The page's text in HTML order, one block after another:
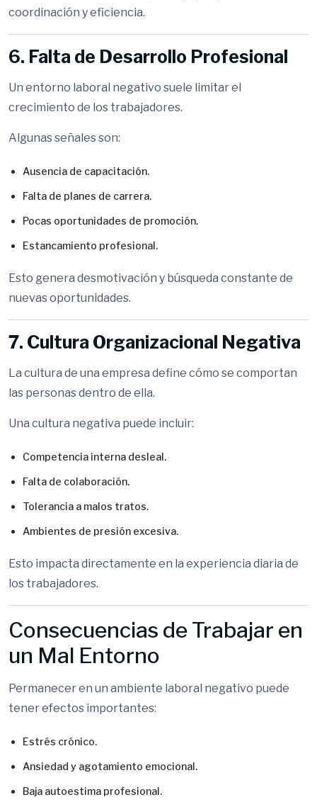
coordinación y eficiencia.
6. Falta de Desarrollo Profesional
Un entorno laboral negativo suele limitar el
crecimiento de los trabajadores.
Algunas señales son:
Ausencia de capacitación.
Falta de planes de carrera.
Pocas oportunidades de promoción.
Estancamiento profesional.
Esto genera desmotivación y búsqueda constante de
nuevas oportunidades.
7. Cultura Organizacional Negativa
La cultura de una empresa define cómo se comportan
las personas dentro de ella.
Una cultura negativa puede incluir:
Competencia interna desleal.
Falta de colaboración.
Tolerancia a malos tratos.
Ambientes de presión excesiva.
Esto impacta directamente en la experiencia diaria de
los trabajadores.
Consecuencias de Trabajar en
un Mal Entorno
Permanecer en un ambiente laboral negativo puede
tener efectos importantes:
Estrés crónico.
Ansiedad y agotamiento emocional.
Baja autoestima profesional.